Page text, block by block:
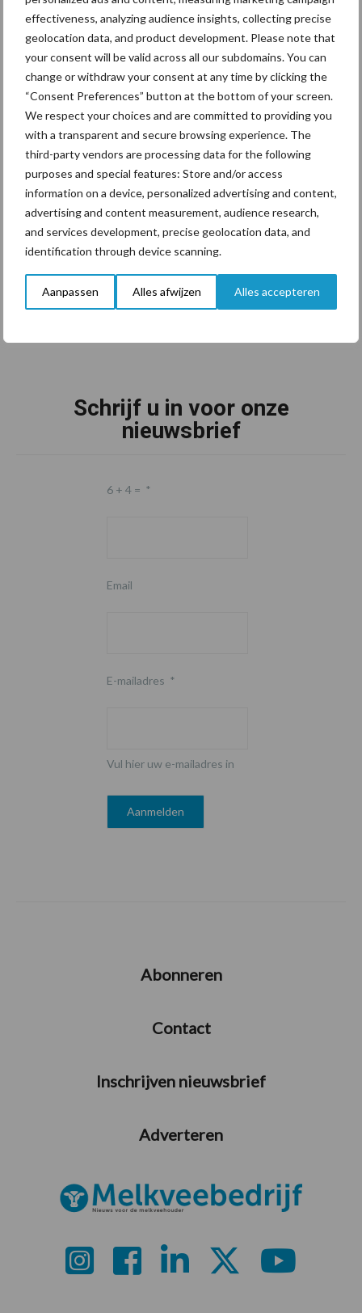
effectiveness, analyzing audience insights, collecting precise
geolocation data, and product development. Please note that
your consent will be valid across all our subdomains. You can
change or withdraw your consent at any time by clicking the
“Consent Preferences” button at the bottom of your screen.
We respect your choices and are committed to providing you
with a transparent and secure browsing experience. The
third-party vendors are processing data for the following
purposes and special features: Store and/or access
information on a device, personalized advertising and content,
advertising and content measurement, audience research,
and services development, precise geolocation data, and
identification through device scanning.
Aanpassen Alles afwijzen Alles accepteren
Footer Onze brandpartners
Schrijf u in voor onze
nieuwsbrief
6 + 4 = *
Email
E-mailadres *
Vul hier uw e-mailadres in
Abonneren
Contact
Inschrijven nieuwsbrief
Adverteren